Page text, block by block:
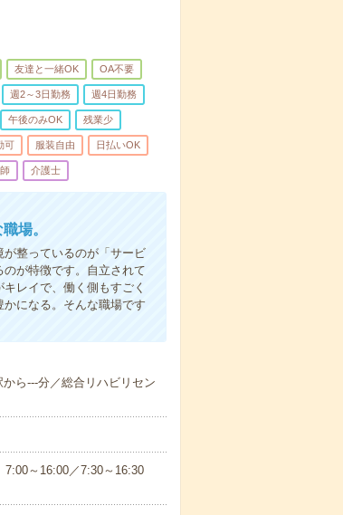
友達と一緒OK OA不要
週2～3日勤務 週4日勤務
午後のみOK 残業少
可 服装自由 日払いOK
介護士
場。
整っているのが「サービ
が特徴です。自立されて
レイで、働く側もすごく
になる。そんな職場です
ら---分／総合リハビリセン
～16:00／7:30～16:30